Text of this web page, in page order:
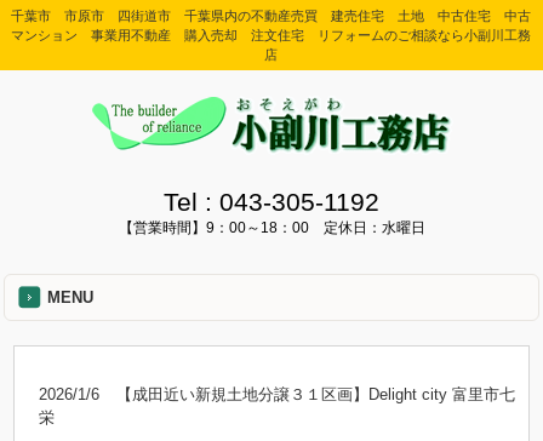
千葉市 市原市 四街道市 千葉県内の不動産売買 建売住宅 土地 中古住宅 中古
マンション 事業用不動産 購入売却 注文住宅 リフォームのご相談なら小副川工務
店
Tel : 043-305-1192
【営業時間】9：00～18：00 定休日：水曜日
MENU
2026/1/6
【成田近い新規土地分譲３１区画】Delight city 富里市七
栄